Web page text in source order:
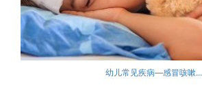
幼儿常见疾病—感冒咳嗽...